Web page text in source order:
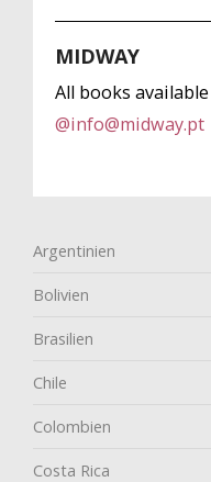
MIDWAY
All books
@info@midway.pt
Argentinien
Bolivien
Brasilien
Chile
Colombien
Costa Rica